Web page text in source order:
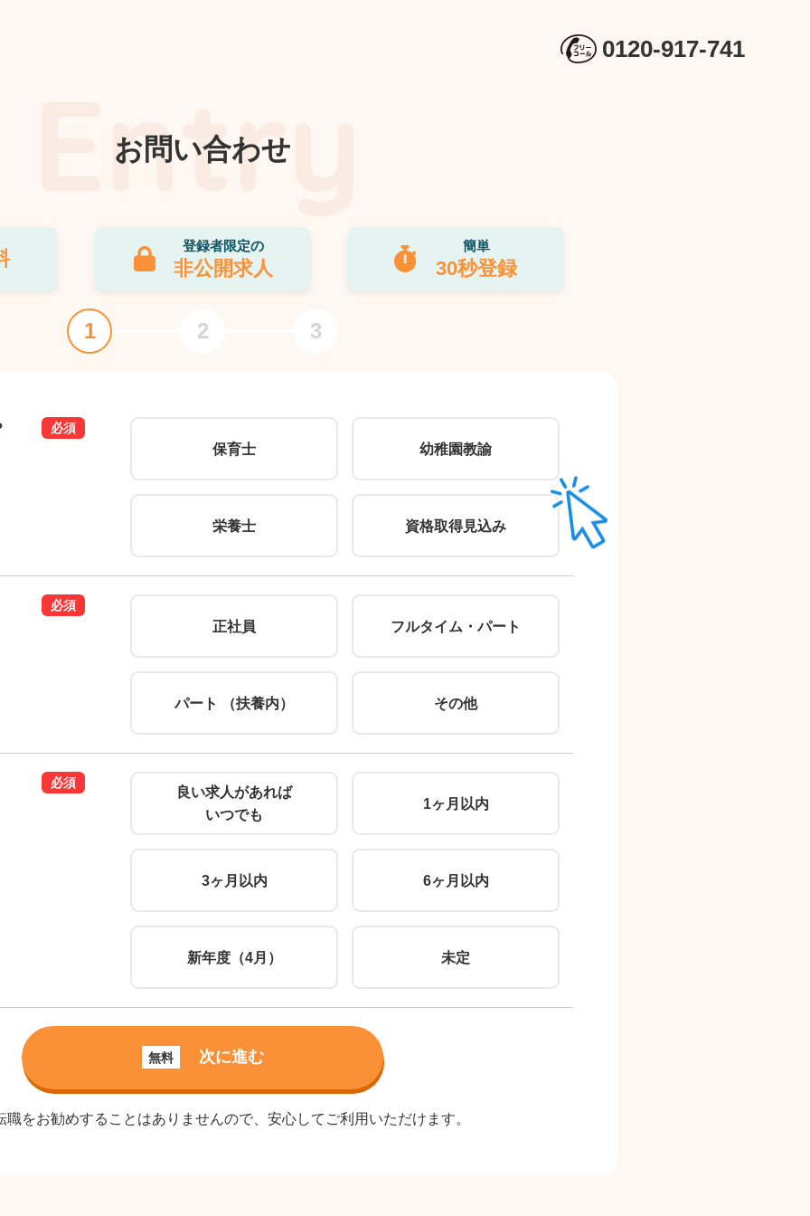
0120-917-741
お問い合わせ
登録者限定の
非公開求人
簡単
30秒登録
1 2 3
必須
保育士 幼稚園教諭
栄養士 資格取得見込み
必須
正社員 フルタイム・パート
パート （扶養内） その他
必須
良い求人があれば
いつでも
1ヶ月以内
3ヶ月以内 6ヶ月以内
新年度（4月） 未定
無料 次に進む
をお勧めすることはありませんので、安心してご利用いただけます。